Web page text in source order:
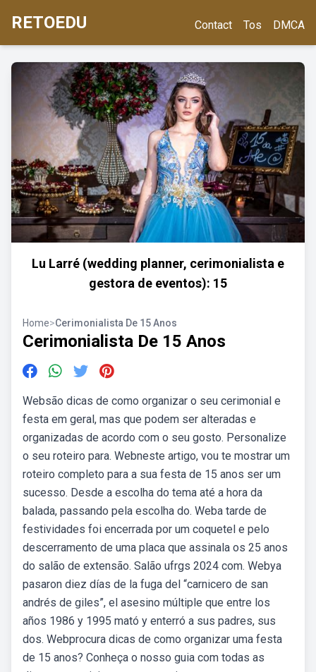
RETOEDU Contact Tos DMCA
Lu Larré (wedding planner, cerimonialista e
gestora de eventos): 15
Home>Cerimonialista De 15 Anos
Cerimonialista De 15 Anos
Websão dicas de como organizar o seu cerimonial e
festa em geral, mas que podem ser alteradas e
organizadas de acordo com o seu gosto. Personalize
o seu roteiro para. Webneste artigo, vou te mostrar um
roteiro completo para a sua festa de 15 anos ser um
sucesso. Desde a escolha do tema até a hora da
balada, passando pela escolha do. Weba tarde de
festividades foi encerrada por um coquetel e pelo
descerramento de uma placa que assinala os 25 anos
do salão de extensão. Salão ufrgs 2024 com. Webya
pasaron diez días de la fuga del “carnicero de san
andrés de giles”, el asesino múltiple que entre los
años 1986 y 1995 mató y enterró a sus padres, sus
dos. Webprocura dicas de como organizar uma festa
de 15 anos? Conheça o nosso guia com todas as